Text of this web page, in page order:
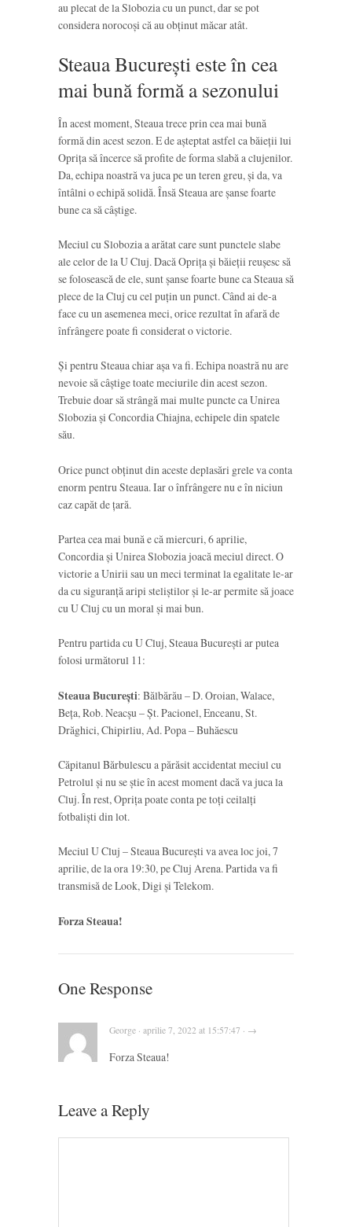
au plecat de la Slobozia cu un punct, dar se pot
considera norocoși că au obținut măcar atât.
Steaua București este în cea
mai bună formă a sezonului
În acest moment, Steaua trece prin cea mai bună
formă din acest sezon. E de așteptat astfel ca băieții lui
Oprița să încerce să profite de forma slabă a clujenilor.
Da, echipa noastră va juca pe un teren greu, și da, va
întâlni o echipă solidă. Însă Steaua are șanse foarte
bune ca să câștige.
Meciul cu Slobozia a arătat care sunt punctele slabe
ale celor de la U Cluj. Dacă Oprița și băieții reușesc să
se folosească de ele, sunt șanse foarte bune ca Steaua să
plece de la Cluj cu cel puțin un punct. Când ai de-a
face cu un asemenea meci, orice rezultat în afară de
înfrângere poate fi considerat o victorie.
Și pentru Steaua chiar așa va fi. Echipa noastră nu are
nevoie să câștige toate meciurile din acest sezon.
Trebuie doar să strângă mai multe puncte ca Unirea
Slobozia și Concordia Chiajna, echipele din spatele
său.
Orice punct obținut din aceste deplasări grele va conta
enorm pentru Steaua. Iar o înfrângere nu e în niciun
caz capăt de țară.
Partea cea mai bună e că miercuri, 6 aprilie,
Concordia și Unirea Slobozia joacă meciul direct. O
victorie a Unirii sau un meci terminat la egalitate le-ar
da cu siguranță aripi steliștilor și le-ar permite să joace
cu U Cluj cu un moral și mai bun.
Pentru partida cu U Cluj, Steaua București ar putea
folosi următorul 11:
Steaua București: Bălbărău – D. Oroian, Walace,
Beța, Rob. Neacșu – Șt. Pacionel, Enceanu, St.
Drăghici, Chipirliu, Ad. Popa – Buhăescu
Căpitanul Bărbulescu a părăsit accidentat meciul cu
Petrolul și nu se știe în acest moment dacă va juca la
Cluj. În rest, Oprița poate conta pe toți ceilalți
fotbaliști din lot.
Meciul U Cluj – Steaua București va avea loc joi, 7
aprilie, de la ora 19:30, pe Cluj Arena. Partida va fi
transmisă de Look, Digi și Telekom.
Forza Steaua!
One Response
George · aprilie 7, 2022 at 15:57:47 · →
Forza Steaua!
Leave a Reply